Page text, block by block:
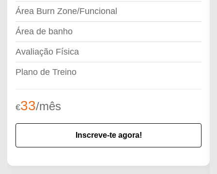
Área Burn Zone/Funcional
Área de banho
Avaliação Física
Plano de Treino
€33/mês
Inscreve-te agora!